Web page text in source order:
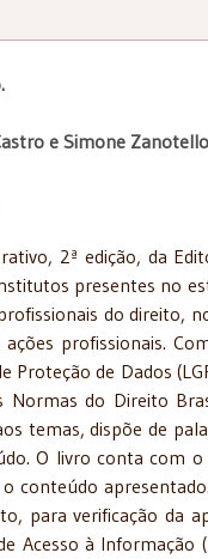
e Simone
2ª edição, da
presentes no
do direito,
profissionais.
Proteção de Dados
do Direito
temas, dispõe de
O livro conta com
para verificação da
Acesso à Informação